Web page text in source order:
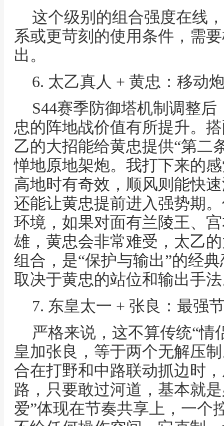
这个级别的组合强度在线
系或更苛刻的使用条件，需
出。
6. 太乙真人 + 黄忠：移动
S44赛季防御塔机制调整
忠的阵地战价值有所提升。
乙的大招能给黄忠提供“第二
惮地原地架炮。我打下来的
高地时有奇效，顺风则能快
还能让黄忠提前进入强势期
环境，如果对面有兰陵王、
雄，黄忠会非常难受，太乙
组合，是“保护与输出”的经
取决于黄忠的站位和输出手
7. 东皇太一 + 张良：最强
严格来说，这不算传统“情
皇加张良，等于两个无解压
合在打野和中路联动抓边时
路，只要敢过河道，基本就
爱”体现在节奏共享上，一个